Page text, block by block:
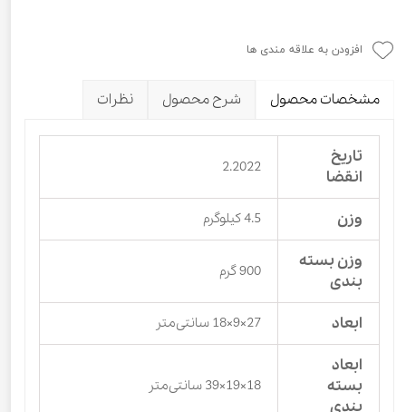
افزودن به علاقه مندی ها
مشخصات محصول شرح محصول نظرات
تاریخ
انقضا
2.2022
وزن 4.5 کیلوگرم
وزن بسته
بندی
900 گرم
ابعاد 27×9×18 سانتی‌متر
ابعاد
بسته
بندی
18×19×39 سانتی‌متر